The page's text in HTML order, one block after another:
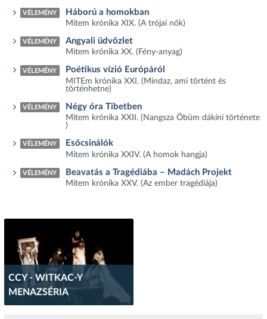
VÉLEMÉNY Háború a homokban
Mitem krónika XIX. (A trójai nők)
VÉLEMÉNY Angyali üdvözlet
Mitem krónika XX. (Fény-anyag)
VÉLEMÉNY Poétikus vízió Európáról
MITEm krónika XXI. (Mindaz, ami történt és
történhetne)
VÉLEMÉNY Négy óra Tibetben
Mitem krónika XXII. (Nangsza Öbüm dákíni története
)
VÉLEMÉNY Esőcsinálók
Mitem krónika XXIV. (A homok hangja)
VÉLEMÉNY Beavatás a Tragédiába – Madách Projekt
Mitem krónika XXV. (Az ember tragédiája)
CCY - WITKAC-Y
MENAZSÉRIA